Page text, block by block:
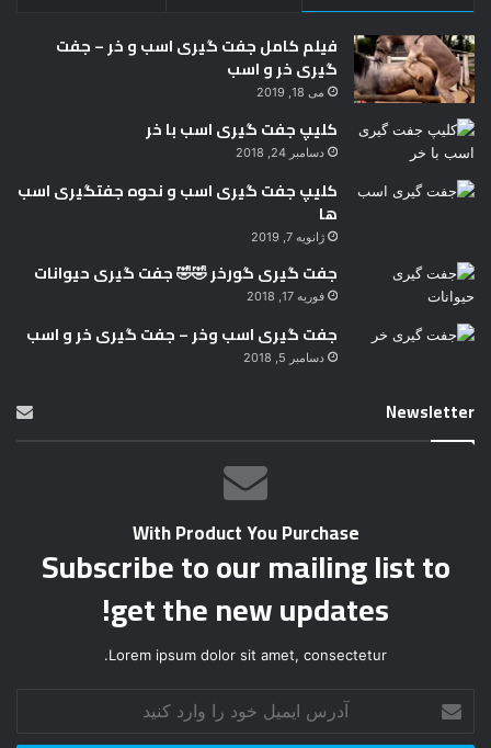
فیلم کامل جفت گیری اسب و خر – جفت
گیری خر و اسب
می 18, 2019
کلیپ جفت گیری اسب با خر
دسامبر 24, 2018
کلیپ جفت گیری اسب و نحوه جفتگیری اسب
ها
ژانویه 7, 2019
جفت گیری گورخر 🤣🤣 جفت گیری حیوانات
فوریه 17, 2018
جفت گیری اسب وخر – جفت گیری خر و اسب
دسامبر 5, 2018
Newsletter
With Product You Purchase
Subscribe to our mailing list to
get the new updates!
Lorem ipsum dolor sit amet, consectetur.